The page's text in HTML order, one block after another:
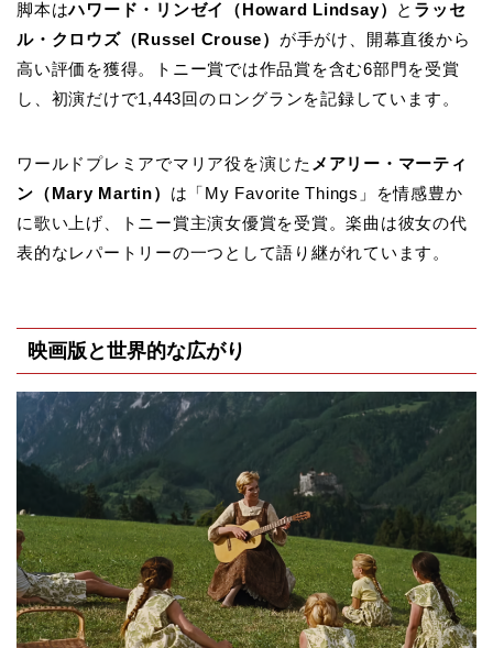
脚本はハワード・リンゼイ（Howard Lindsay） と ラッセ
ル・クロウズ（Russel Crouse） が手がけ、開幕直後から
高い評価を獲得。トニー賞では作品賞を含む6部門を受賞
し、初演だけで1,443回のロングランを記録しています。
ワールドプレミアでマリア役を演じた メアリー・マーティ
ン（Mary Martin） は「My Favorite Things」を情感豊か
に歌い上げ、トニー賞主演女優賞を受賞。楽曲は彼女の代
表的なレパートリーの一つとして語り継がれています。
映画版と世界的な広がり